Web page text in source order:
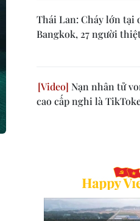
Thái Lan: Cháy lớn tại
Bangkok, 27 người
Nạn nhân tử
cao cấp nghi là